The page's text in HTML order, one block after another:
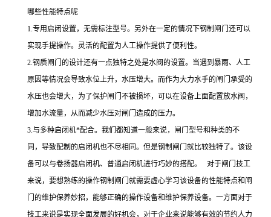
哪些性能特点呢
1.专用启闭设置，无需标注型号。另外在一定的情况下钢制闸门还可以
实现手提操作。灵活的配置为人工操作提供了便利性。
2.钢质闸门的设计还有一点独特之处是水阀的设置。当遇到暴雨、人工
原因等情况会导致水位上升，水压增大。而作为大力水手的闸门承受的
水压也会增大，为了保护闸门不被损坏，可以在设备上面配置放水阀，
增加水流量，从而减少水压对闸门造成的压力。
3.与多种启闭机*配合。我们都知道一般来说，闸门型号和种类的不
同，导致配制的启闭机也不尽相同。但是钢制闸门就比较独特了。该设
备可以与卷扬器启闭机、普通启闭机进行巧妙的搭配。 对于闸门技工
来说，要想熟练的操作钢制闸门就需要虚心学习该设备的性能特点和闸
门的维护保养妙招，能够正确的操作设备和维护保养设备。一方面对于
技工来说是实现全面发展的好机会，对于企业来说能够有效的节约人力